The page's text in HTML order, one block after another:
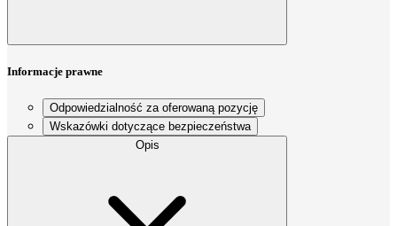
Informacje prawne
Odpowiedzialność za oferowaną pozycję
Wskazówki dotyczące bezpieczeństwa
Opis